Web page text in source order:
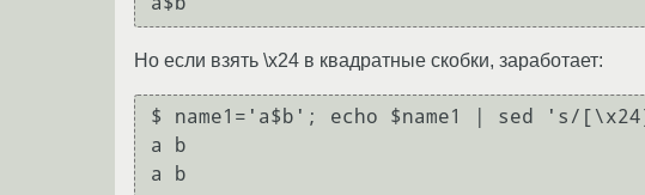
Но если взять \x24 в квадратные скобки, заработает:
$ name1='a$b'; echo $name1 | sed 's/
a b